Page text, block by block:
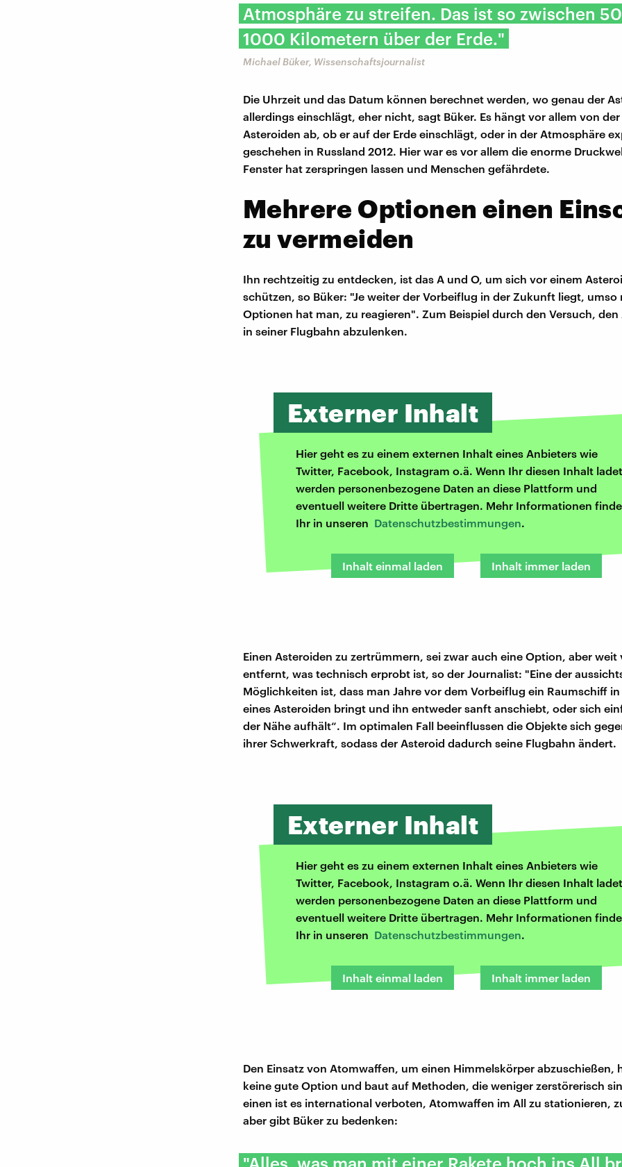
Atmosphäre zu streifen. Das ist so zwischen
1000 Kilometern über der Erde."
Michael Büker, Wissenschaftsjournalist
Die Uhrzeit und das Datum können berechnet werden, wo genau der
allerdings einschlägt, eher nicht, sagt Büker. Es hängt vor allem von der
Asteroiden ab, ob er auf der Erde einschlägt, oder in der Atmosphäre
geschehen in Russland 2012. Hier war es vor allem die enorme
Fenster hat zerspringen lassen und Menschen gefährdete.
Mehrere Optionen einen
zu vermeiden
Ihn rechtzeitig zu entdecken, ist das A und O, um sich vor einem
schützen, so Büker: "Je weiter der Vorbeiflug in der Zukunft liegt, umso
Optionen hat man, zu reagieren". Zum Beispiel durch den Versuch,
in seiner Flugbahn abzulenken.
Externer Inhalt
Hier geht es zu einem externen Inhalt eines Anbieters wie
Twitter, Facebook, Instagram o.ä. Wenn Ihr diesen Inhalt
werden personenbezogene Daten an diese Plattform und
eventuell weitere Dritte übertragen. Mehr Informationen
Ihr in unseren Datenschutzbestimmungen.
Inhalt einmal laden Inhalt immer laden
Einen Asteroiden zu zertrümmern, sei zwar auch eine Option, aber weit
entfernt, was technisch erprobt ist, so der Journalist: "Eine der
Möglichkeiten ist, dass man Jahre vor dem Vorbeiflug ein Raumschiff in
eines Asteroiden bringt und ihn entweder sanft anschiebt, oder sich
der Nähe aufhält“. Im optimalen Fall beeinflussen die Objekte sich
ihrer Schwerkraft, sodass der Asteroid dadurch seine Flugbahn ändert.
Externer Inhalt
Hier geht es zu einem externen Inhalt eines Anbieters wie
Twitter, Facebook, Instagram o.ä. Wenn Ihr diesen Inhalt
werden personenbezogene Daten an diese Plattform und
eventuell weitere Dritte übertragen. Mehr Informationen
Ihr in unseren Datenschutzbestimmungen.
Inhalt einmal laden Inhalt immer laden
Den Einsatz von Atomwaffen, um einen Himmelskörper abzuschießen,
keine gute Option und baut auf Methoden, die weniger zerstörerisch
einen ist es international verboten, Atomwaffen im All zu stationieren,
aber gibt Büker zu bedenken: